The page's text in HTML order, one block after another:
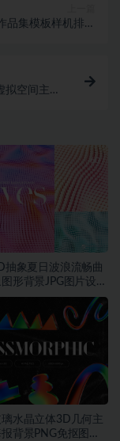
品集模板样机排版
拟空间主
抽象夏日波浪流畅曲
形背景JPG图片设计
水晶立体3D几何主
背景PNG免抠图片